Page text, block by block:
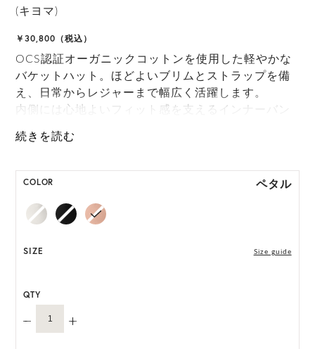
(キヨマ)
￥30,800（税込）
OCS認証オーガニックコットンを使用した軽やかな
バケットハット。ほどよいブリムとストラップを備
え、日常からレジャーまで幅広く活躍します。
内側には心地よいフィット感を支えるインナーバン
M, L 展開の商品:M 57.5cm, L 59.5cm
*ハンドメイド製品のサイズには微小の個体差がござ
います。
COLOR ペタル
SIZE Size guide
QTY